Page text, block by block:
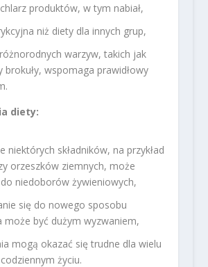
produktów, w tym nabiał,
niż diety dla innych grup,
warzyw, takich jak
brokuły, wspomaga prawidłowy
diety:
niektórych składników, na przykład
orzeszków ziemnych, może
niedoborów żywieniowych,
się do nowego sposobu
może być dużym wyzwaniem,
mogą okazać się trudne dla wielu
życiu.